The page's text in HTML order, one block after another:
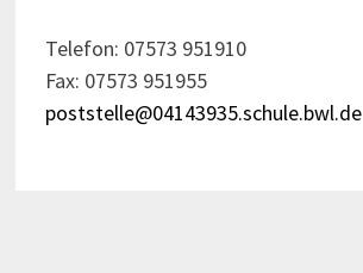
Telefon: 07573 951910
Fax: 07573 951955
poststelle@04143935.schule.bwl.de